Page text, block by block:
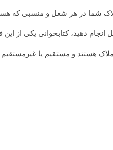
شما در هر شغل و منسبی که
دهید، کتابخوانی یکی از
هستند و مستقیم یا